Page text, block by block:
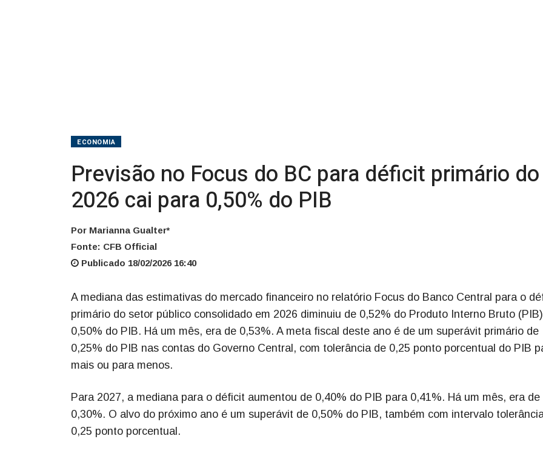
ECONOMIA
Previsão no Focus do BC para déficit primário
2026 cai para 0,50% do PIB
Por Marianna Gualter*
Fonte: CFB Official
Publicado 18/02/2026 16:40
A mediana das estimativas do mercado financeiro no relatório Focus do Banco Central para o
primário do setor público consolidado em 2026 diminuiu de 0,52% do Produto Interno Bruto
0,50% do PIB. Há um mês, era de 0,53%. A meta fiscal deste ano é de um superávit primário de
0,25% do PIB nas contas do Governo Central, com tolerância de 0,25 ponto porcentual do PIB
mais ou para menos.
Para 2027, a mediana para o déficit aumentou de 0,40% do PIB para 0,41%. Há um mês, era de
0,30%. O alvo do próximo ano é um superávit de 0,50% do PIB, também com intervalo
0,25 ponto porcentual.